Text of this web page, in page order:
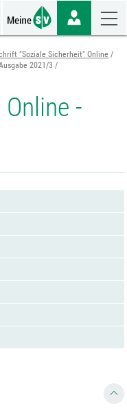
"Soziale Sicherheit" Online
2021/3
-